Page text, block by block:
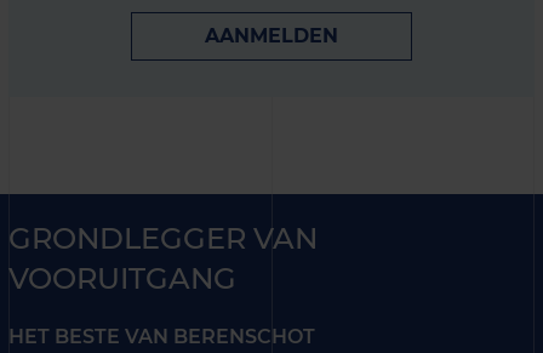
AANMELDEN
GRONDLEGGER VAN
VOORUITGANG
HET BESTE VAN BERENSCHOT